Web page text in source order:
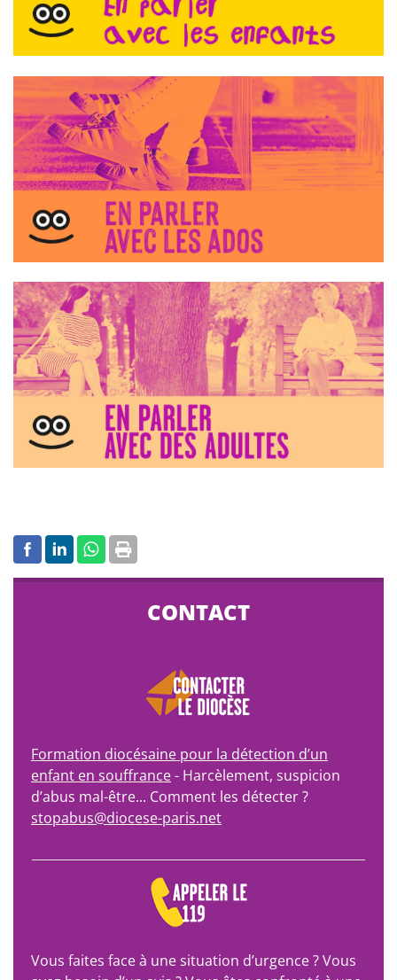
CONTACT
Formation diocésaine pour la détection d’un
enfant en souffrance- Harcèlement, suspicion
d’abus mal-être... Comment les détecter ?
stopabus@diocese-paris.net
Vous faites face à une situation d’urgence ? Vous